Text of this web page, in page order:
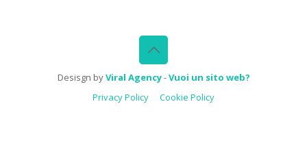
Desisgn byViral Agency-Vuoi un sito web?
Privacy Policy
Cookie Policy